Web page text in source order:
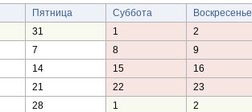
Пятница Суббота
Воскресенье
31 1
2
7 8
9
14 15
16
21 22
23
28 1 2